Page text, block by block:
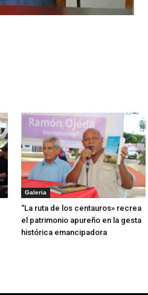
Galeria
“La ruta de los centauros» recrea
el patrimonio apureño en la gesta
histórica emancipadora